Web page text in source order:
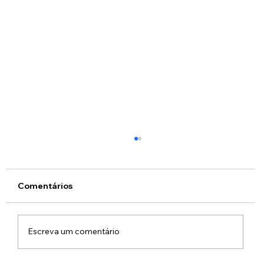
Inscrição para Escolas 2021 -
Comentários
Escreva um comentário